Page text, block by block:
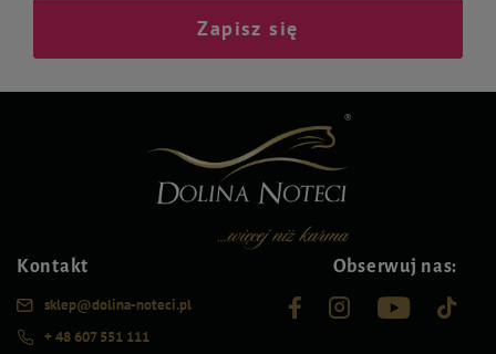
Zapisz się
Kontakt
sklep@dolina-noteci.pl
+ 48 607 551 111
Obserwuj nas: